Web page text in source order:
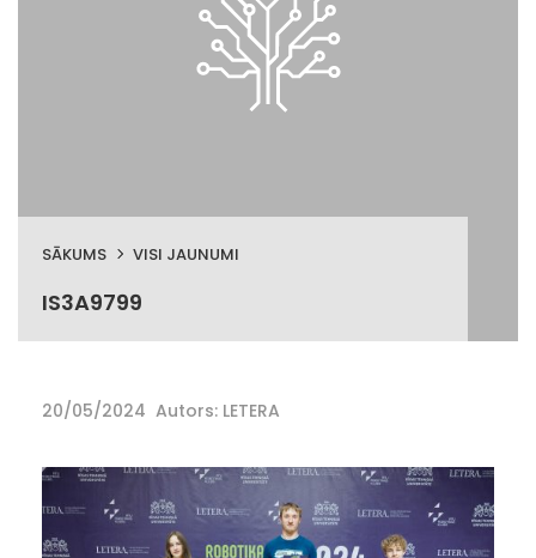
SĀKUMS VISI JAUNUMI
IS3A9799
20/05/2024 Autors: LETERA